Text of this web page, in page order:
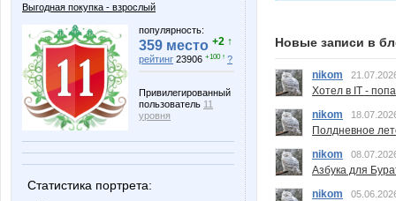
Выгодная покупка - взрослый
популярность:
359 место +2 ↑
рейтинг 23906 +100 ↑ ?
Привилегированный
пользователь 11
уровня
Статистика портрета:
Новые записи в
nikom
Хотел в IT -
nikom
Полдневное
nikom
Азбука для
nikom